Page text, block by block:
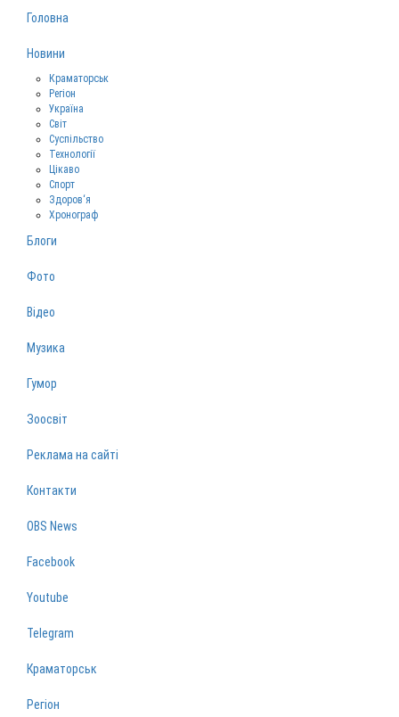
Головна
Новини
Краматорськ
Регіон
Україна
Світ
Суспільство
Технології
Цікаво
Спорт
Здоров‘я
Хронограф
Блоги
Фото
Відео
Музика
Гумор
Зоосвіт
Реклама на сайті
Контакти
OBS News
Facebook
Youtube
Telegram
Краматорськ
Регіон